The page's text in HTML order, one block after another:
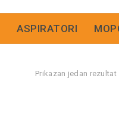
ASPIRATORI
Prikazan jedan rezultat